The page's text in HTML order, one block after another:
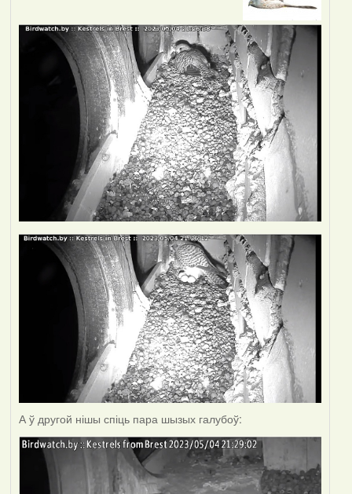
А ў другой нішы спіць пара шызых галубоў: